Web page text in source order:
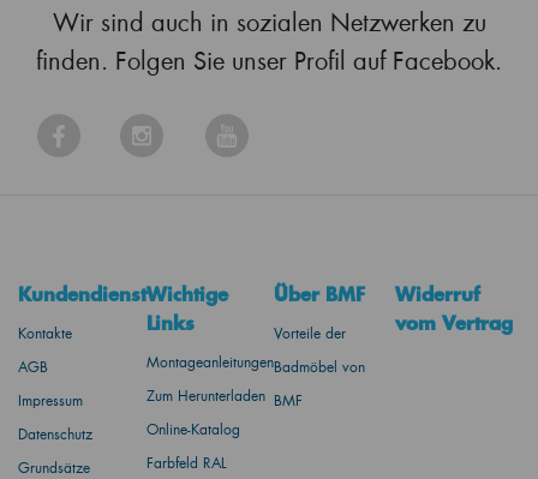
Wir sind auch in sozialen Netzwerken zu
finden. Folgen Sie unser Profil auf Facebook.
Kundendienst
Kontakte
AGB
Impressum
Datenschutz
Grundsätze
Wichtige
Links
Montageanleitungen
Zum Herunterladen
Online-Katalog
Farbfeld RAL
Über BMF
Vorteile der
Badmöbel von
BMF
Widerruf
vom Vertrag